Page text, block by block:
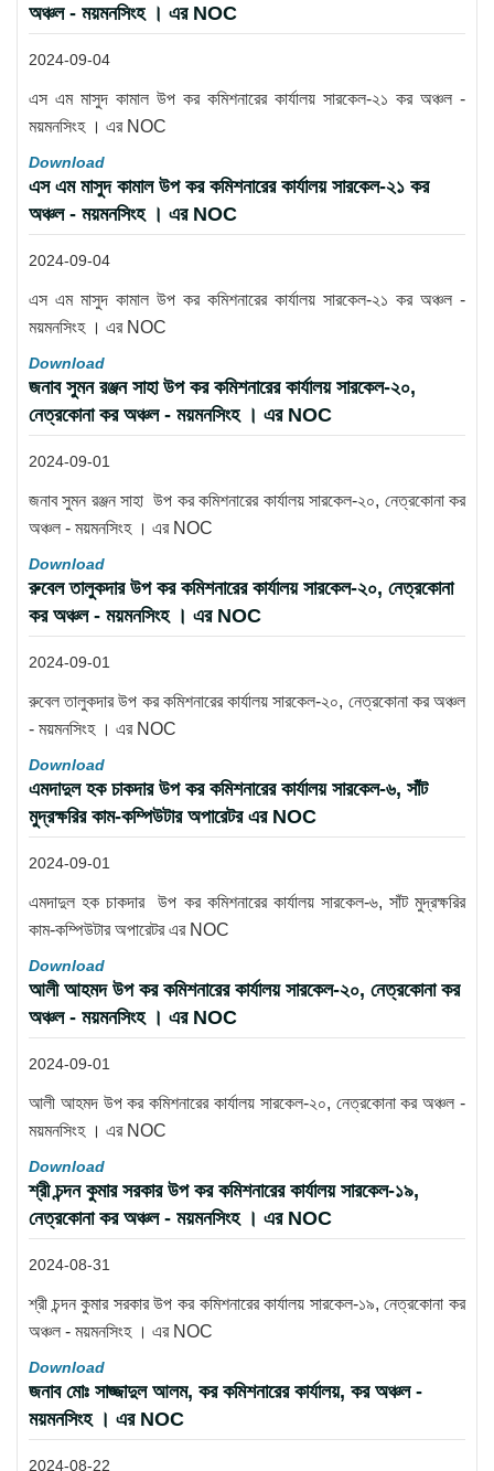
অঞ্চল - ময়মনসিংহ । এর NOC
2024-09-04
এস এম মাসুদ কামাল উপ কর কমিশনারের কার্যালয় সারকেল-২১ কর অঞ্চল -
ময়মনসিংহ । এর NOC
Download
এস এম মাসুদ কামাল উপ কর কমিশনারের কার্যালয় সারকেল-২১ কর
অঞ্চল - ময়মনসিংহ । এর NOC
2024-09-04
এস এম মাসুদ কামাল উপ কর কমিশনারের কার্যালয় সারকেল-২১ কর অঞ্চল -
ময়মনসিংহ । এর NOC
Download
জনাব সুমন রঞ্জন সাহা উপ কর কমিশনারের কার্যালয় সারকেল-২০,
নেত্রকোনা কর অঞ্চল - ময়মনসিংহ । এর NOC
2024-09-01
জনাব সুমন রঞ্জন সাহা উপ কর কমিশনারের কার্যালয় সারকেল-২০, নেত্রকোনা কর
অঞ্চল - ময়মনসিংহ । এর NOC
Download
রুবেল তালুকদার উপ কর কমিশনারের কার্যালয় সারকেল-২০, নেত্রকোনা
কর অঞ্চল - ময়মনসিংহ । এর NOC
2024-09-01
রুবেল তালুকদার উপ কর কমিশনারের কার্যালয় সারকেল-২০, নেত্রকোনা কর অঞ্চল
- ময়মনসিংহ । এর NOC
Download
এমদাদুল হক চাকদার উপ কর কমিশনারের কার্যালয় সারকেল-৬, সাঁট
মুদ্রক্ষরির কাম-কম্পিউটার অপারেটর এর NOC
2024-09-01
এমদাদুল হক চাকদার উপ কর কমিশনারের কার্যালয় সারকেল-৬, সাঁট মুদ্রক্ষরির
কাম-কম্পিউটার অপারেটর এর NOC
Download
আলী আহমদ উপ কর কমিশনারের কার্যালয় সারকেল-২০, নেত্রকোনা কর
অঞ্চল - ময়মনসিংহ । এর NOC
2024-09-01
আলী আহমদ উপ কর কমিশনারের কার্যালয় সারকেল-২০, নেত্রকোনা কর অঞ্চল -
ময়মনসিংহ । এর NOC
Download
শ্রী চন্দন কুমার সরকার উপ কর কমিশনারের কার্যালয় সারকেল-১৯,
নেত্রকোনা কর অঞ্চল - ময়মনসিংহ । এর NOC
2024-08-31
শ্রী চন্দন কুমার সরকার উপ কর কমিশনারের কার্যালয় সারকেল-১৯, নেত্রকোনা কর
অঞ্চল - ময়মনসিংহ । এর NOC
Download
জনাব মোঃ সাজ্জাদুল আলম, কর কমিশনারের কার্যালয়, কর অঞ্চল -
ময়মনসিংহ । এর NOC
2024-08-22